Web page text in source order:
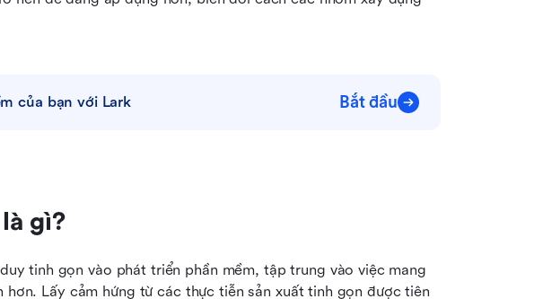
của bạn với Lark Bắt đầu
gì?
tinh gọn vào phát triển phần mềm, tập trung vào việc mang
Lấy cảm hứng từ các thực tiễn sản xuất tinh gọn được tiên